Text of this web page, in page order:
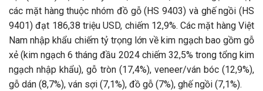
các mặt hàng thuộc nhóm đồ gỗ (HS 9403) và ghế ngồi (HS
9401) đạt 186,38 triệu USD, chiếm 12,9%. Các mặt hàng Việt
Nam nhập khẩu chiếm tỷ trọng lớn về kim ngạch bao gồm gỗ
xẻ (kim ngạch 6 tháng đầu 2024 chiếm 32,5% trong tổng kim
ngạch nhập khẩu), gỗ tròn (17,4%), veneer/ván bóc (12,9%),
gỗ dán (8,7%), ván sợi (7,1%), đồ gỗ (7%), ghế ngồi (7,1%).